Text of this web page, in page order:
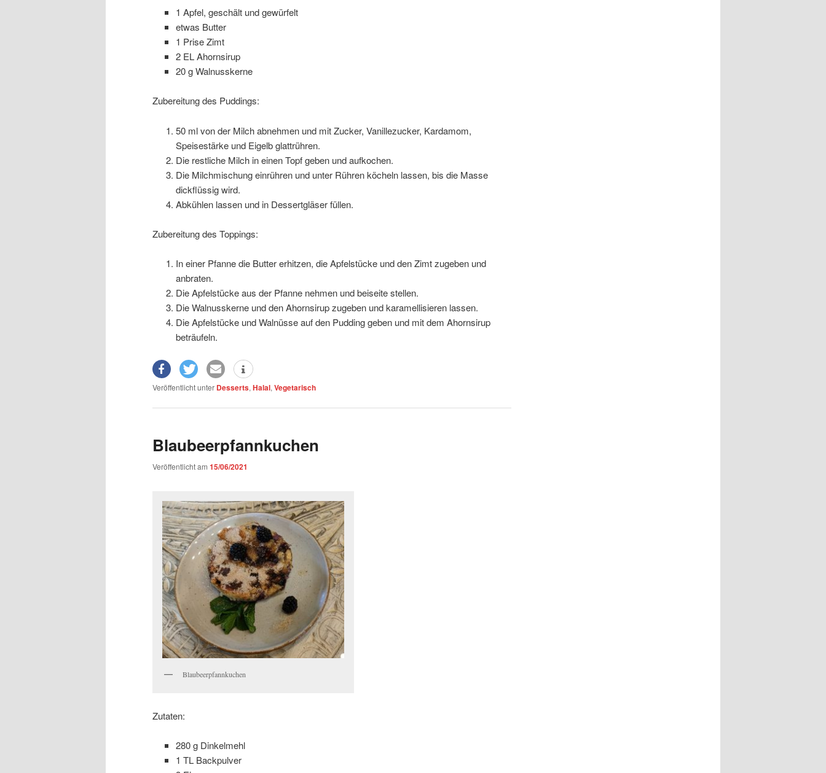
1 Apfel, geschält und gewürfelt
etwas Butter
1 Prise Zimt
2 EL Ahornsirup
20 g Walnusskerne
Zubereitung des Puddings:
50 ml von der Milch abnehmen und mit Zucker, Vanillezucker, Kardamom,
Speisestärke und Eigelb glattrühren.
Die restliche Milch in einen Topf geben und aufkochen.
Die Milchmischung einrühren und unter Rühren köcheln lassen, bis die Masse
dickflüssig wird.
Abkühlen lassen und in Dessertgläser füllen.
Zubereitung des Toppings:
In einer Pfanne die Butter erhitzen, die Apfelstücke und den Zimt zugeben und
anbraten.
Die Apfelstücke aus der Pfanne nehmen und beiseite stellen.
Die Walnusskerne und den Ahornsirup zugeben und karamellisieren lassen.
Die Apfelstücke und Walnüsse auf den Pudding geben und mit dem Ahornsirup
beträufeln.
Veröffentlicht unter Desserts, Halal, Vegetarisch
Blaubeerpfannkuchen
Veröffentlicht am 15/06/2021
Blaubeerpfannkuchen
Zutaten:
280 g Dinkelmehl
1 TL Backpulver